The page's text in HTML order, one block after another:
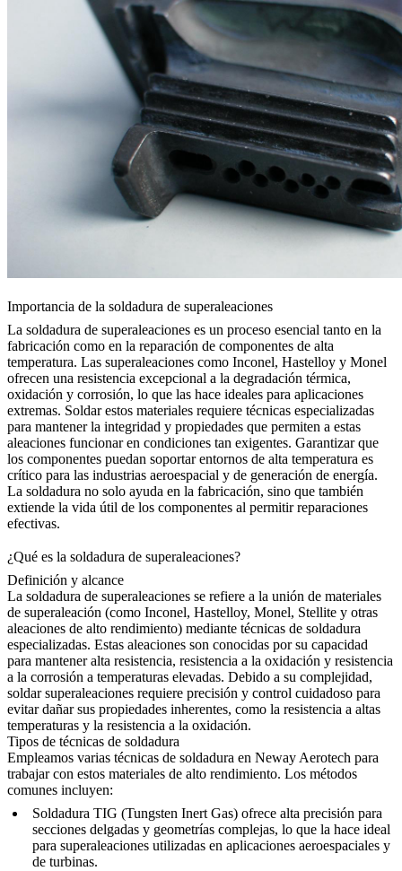
Importancia de la soldadura de superaleaciones
La soldadura de superaleaciones es un proceso esencial tanto en la
fabricación como en la reparación de componentes de alta
temperatura. Las superaleaciones como Inconel, Hastelloy y Monel
ofrecen una resistencia excepcional a la degradación térmica,
oxidación y corrosión, lo que las hace ideales para aplicaciones
extremas. Soldar estos materiales requiere técnicas especializadas
para mantener la integridad y propiedades que permiten a estas
aleaciones funcionar en condiciones tan exigentes. Garantizar que
los componentes puedan soportar entornos de alta temperatura es
crítico para las industrias aeroespacial y de generación de energía.
La soldadura no solo ayuda en la fabricación, sino que también
extiende la vida útil de los componentes al permitir reparaciones
efectivas.
¿Qué es la soldadura de superaleaciones?
Definición y alcance
La soldadura de superaleaciones se refiere a la unión de materiales
de superaleación (como Inconel, Hastelloy, Monel, Stellite y otras
aleaciones de alto rendimiento) mediante técnicas de soldadura
especializadas. Estas aleaciones son conocidas por su capacidad
para mantener alta resistencia, resistencia a la oxidación y resistencia
a la corrosión a temperaturas elevadas. Debido a su complejidad,
soldar superaleaciones requiere precisión y control cuidadoso para
evitar dañar sus propiedades inherentes, como la resistencia a altas
temperaturas y la resistencia a la oxidación.
Tipos de técnicas de soldadura
Empleamos varias técnicas de soldadura en Neway Aerotech para
trabajar con estos materiales de alto rendimiento. Los métodos
comunes incluyen:
Soldadura TIG (Tungsten Inert Gas) ofrece alta precisión para
secciones delgadas y geometrías complejas, lo que la hace ideal
para superaleaciones utilizadas en aplicaciones aeroespaciales y
de turbinas.